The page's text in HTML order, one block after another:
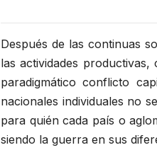
Después de las continuas
las actividades
paradigmático conflicto
nacionales individuales no
para quién cada país o
siendo la guerra en sus